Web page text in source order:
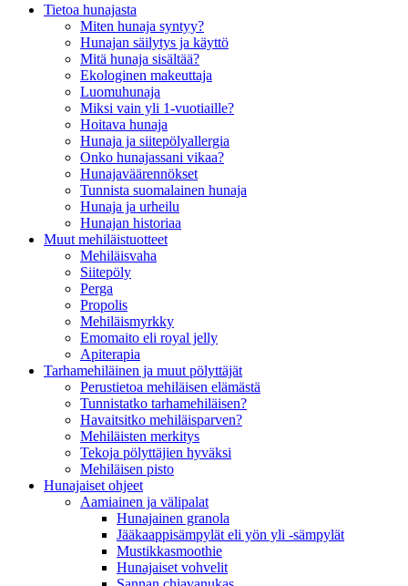
Tietoa hunajasta
Miten hunaja syntyy?
Hunajan säilytys ja käyttö
Mitä hunaja sisältää?
Ekologinen makeuttaja
Luomuhunaja
Miksi vain yli 1-vuotiaille?
Hoitava hunaja
Hunaja ja siitepölyallergia
Onko hunajassani vikaa?
Hunajaväärennökset
Tunnista suomalainen hunaja
Hunaja ja urheilu
Hunajan historiaa
Muut mehiläistuotteet
Mehiläisvaha
Siitepöly
Perga
Propolis
Mehiläismyrkky
Emomaito eli royal jelly
Apiterapia
Tarhamehiläinen ja muut pölyttäjät
Perustietoa mehiläisen elämästä
Tunnistatko tarhamehiläisen?
Havaitsitko mehiläisparven?
Mehiläisten merkitys
Tekoja pölyttäjien hyväksi
Mehiläisen pisto
Hunajaiset ohjeet
Aamiainen ja välipalat
Hunajainen granola
Jääkaappisämpylät eli yön yli -sämpylät
Mustikkasmoothie
Hunajaiset vohvelit